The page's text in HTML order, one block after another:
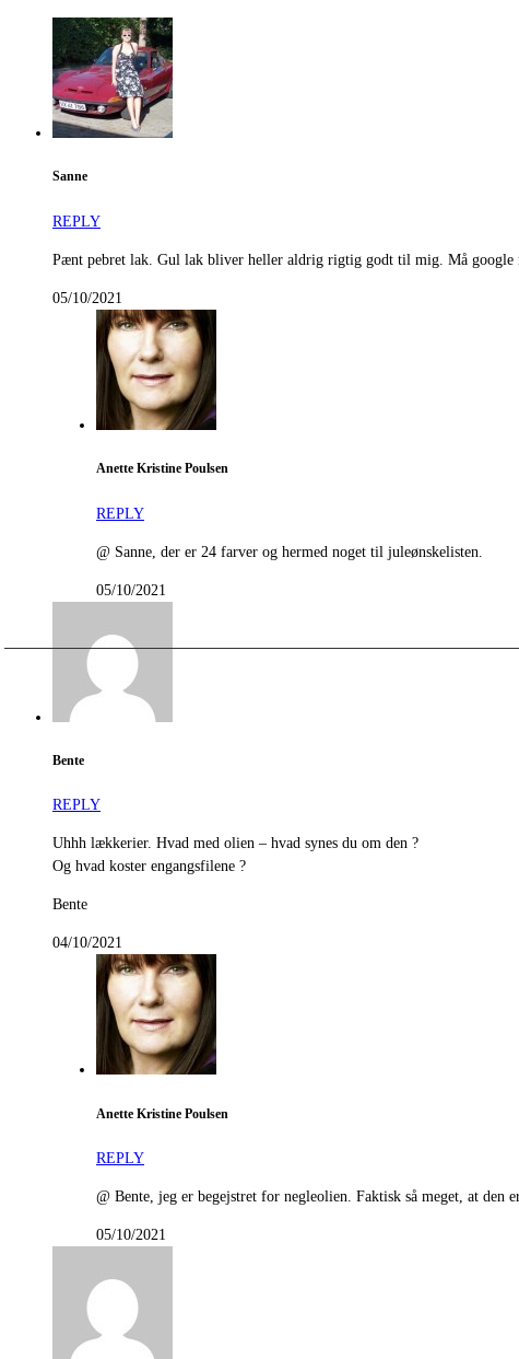
Sanne
REPLY
Pænt pebret lak. Gul lak bliver heller aldrig rigtig godt til mig. Må google
05/10/2021
Anette Kristine Poulsen
REPLY
@ Sanne, der er 24 farver og hermed noget til juleønskelisten.
05/10/2021
Bente
REPLY
Uhhh lækkerier. Hvad med olien – hvad synes du om den ?
Og hvad koster engangsfilene ?
Bente
04/10/2021
Anette Kristine Poulsen
REPLY
@ Bente, jeg er begejstret for negleolien. Faktisk så meget, at den
05/10/2021